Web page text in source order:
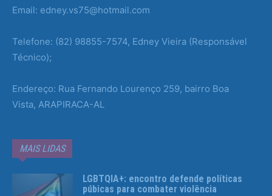
Email: edney.vs75@hotmail.com
Telefone: (82) 98855-7574, Edney Vieira (Responsável
Técnico);
Endereço: Rua Fernando Lourenço 259, bairro Boa
Vista, ARAPIRACA-AL
MAIS LIDAS
LGBTQIA+: encontro defende políticas
púbicas para combater violência